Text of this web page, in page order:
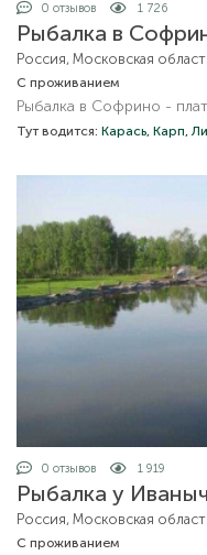
0 отзывов 1 726
Рыбалка в
Россия, Московская
С проживанием
Рыбалка в Софрино -
Тут водится: Карась, Карп,
0 отзывов 1 919
Рыбалка у
Россия, Московская
С проживанием